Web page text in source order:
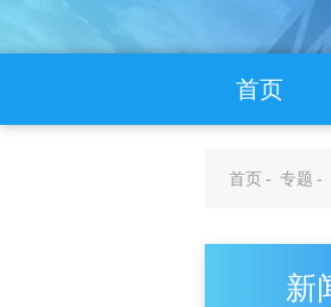
首页
首页- 专题 -
新